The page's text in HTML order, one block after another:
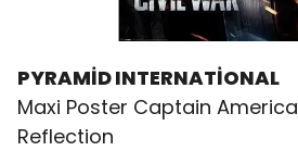
PYRAMİD INTERNATİONAL
Maxi Poster Captain
Reflection